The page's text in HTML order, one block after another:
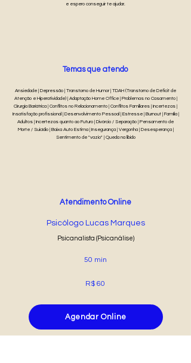
e espero conseguir te ajudar.
Ansiedade | Depressão | Transtorno de Humor | TDAH (Transtorno de Déficit de
Atenção e Hiperatividade) | Adaptação Home Office | Problemas no Casamento |
Cirurgia Bariátrica | Conflitos no Relacionamento | Conflitos Familiares | Incertezas |
Insatisfação profissional | Desenvolvimento Pessoal | Estresse | Burnout | Família |
Adultos | Incertezas quanto ao Futuro | Divórcio / Separação | Pensamento de
Morte / Suicídio | Baixa Auto Estima | Insegurança | Vergonha | Desesperança |
Sentimento de "vazio" | Queda na libido
Temas que atendo
Atendimento Online
Psicólogo Lucas Marques
Psicanalista (Psicanálise)
50 min
R$ 60
Agendar Online